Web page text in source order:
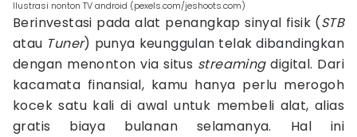
Ilustrasi nonton TV android (pexels.com/jeshoots.com)
Berinvestasi pada alat penangkap sinyal fisik (STB
atau Tuner) punya keunggulan telak dibandingkan
dengan menonton via situs streamingdigital. Dari
kacamata finansial, kamu hanya perlu merogoh
kocek satu kali di awal untuk membeli alat, alias
gratis biaya bulanan selamanya. Hal ini